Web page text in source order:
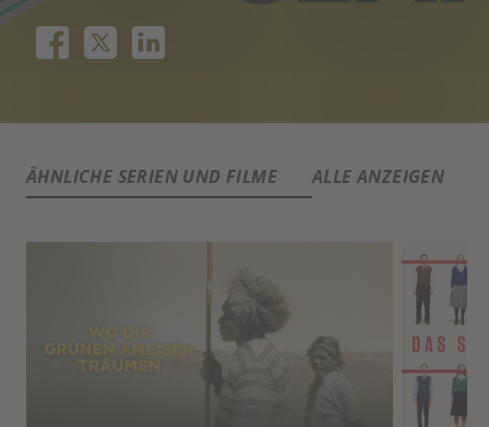
ÄHNLICHE SERIEN UND FILME ALLE ANZEIGEN